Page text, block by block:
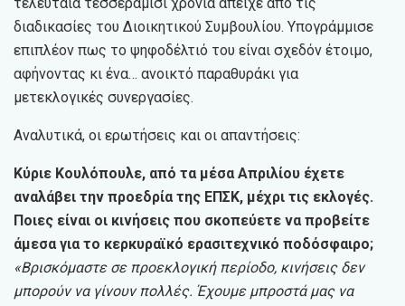
διαδικασίες του Διοικητικού Συμβουλίου. Υπογράμμισε
επιπλέον πως το ψηφοδέλτιό του είναι σχεδόν έτοιμο,
αφήνοντας κι ένα… ανοικτό παραθυράκι για
μετεκλογικές συνεργασίες.
Αναλυτικά, οι ερωτήσεις και οι απαντήσεις:
Κύριε Κουλόπουλε, από τα μέσα Απριλίου έχετε
αναλάβει την προεδρία της ΕΠΣΚ, μέχρι τις εκλογές.
Ποιες είναι οι κινήσεις που σκοπεύετε να προβείτε
άμεσα για το κερκυραϊκό ερασιτεχνικό ποδόσφαιρο;
«Βρισκόμαστε σε προεκλογική περίοδο, κινήσεις δεν
μπορούν να γίνουν πολλές. Έχουμε μπροστά μας να